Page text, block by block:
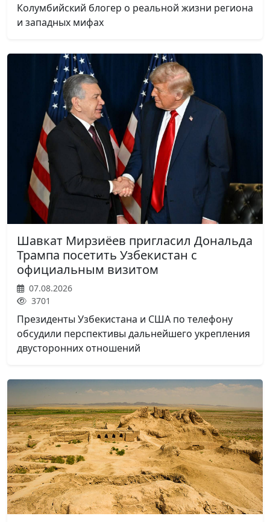
Колумбийский блогер о реальной жизни региона
и западных мифах
Шавкат Мирзиёев пригласил Дональда
Трампа посетить Узбекистан с
официальным визитом
07.08.2026
3701
Президенты Узбекистана и США по телефону
обсудили перспективы дальнейшего укрепления
двусторонних отношений